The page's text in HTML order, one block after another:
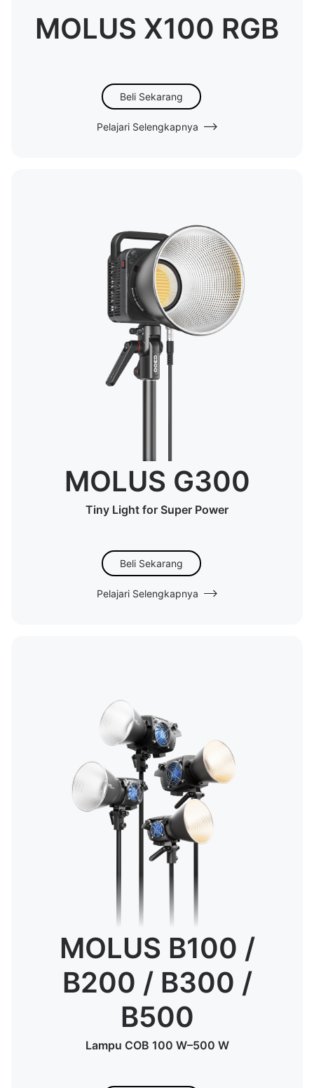
MOLUS X100 RGB
Beli Sekarang
Pelajari Selengkapnya
MOLUS G300
Tiny Light for Super Power
Beli Sekarang
Pelajari Selengkapnya
MOLUS B100 /
B200 / B300 /
B500
Lampu COB 100 W–500 W